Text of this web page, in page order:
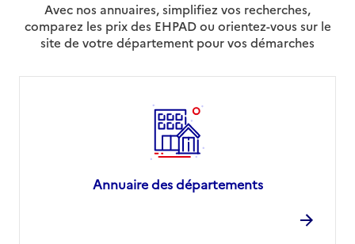
Avec nos annuaires, simplifiez vos recherches,
comparez les prix des EHPAD ou orientez-vous sur le
site de votre département pour vos démarches
Annuaire des départements